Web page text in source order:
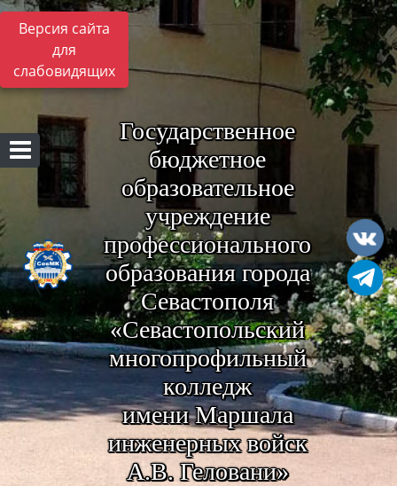
Версия сайта
для
слабовидящих
Государственное
бюджетное
образовательное
учреждение
профессионального
образования города
Севастополя
«Севастопольский
многопрофильный
колледж
имени Маршала
инженерных войск
А.В. Геловани»